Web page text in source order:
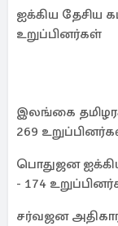
ஐக்கிய தேசிய
உறுப்பினர்கள்
இலங்கை
269
பொதுஜன
- 174
சர்வஜன